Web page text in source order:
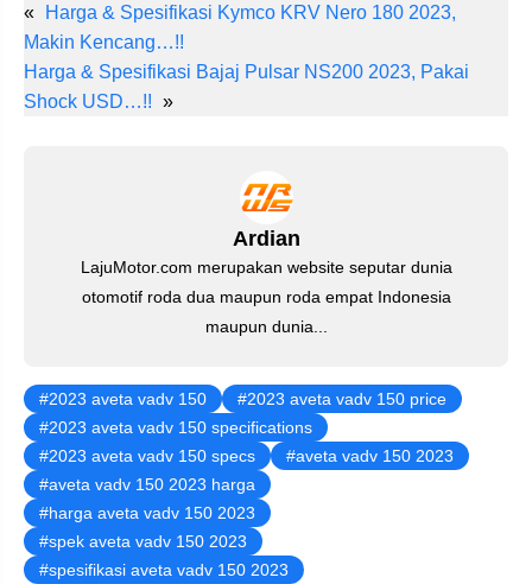
er
e
st
c
e
b
tt
er
at
s
e
gr
ail k
e
«
Harga & Spesifikasi Kymco KRV Nero 180 2023,
Makin Kencang…!!
Harga & Spesifikasi Bajaj Pulsar NS200 2023, Pakai
Shock USD…!! »
Ardian
LajuMotor.com merupakan website seputar dunia
otomotif roda dua maupun roda empat Indonesia
maupun dunia...
2023 aveta vadv 150
2023 aveta vadv 150 price
2023 aveta vadv 150 specifications
2023 aveta vadv 150 specs
aveta vadv 150 2023
aveta vadv 150 2023 harga
harga aveta vadv 150 2023
spek aveta vadv 150 2023
spesifikasi aveta vadv 150 2023